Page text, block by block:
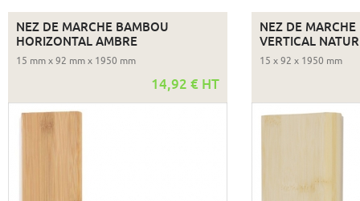
NEZ DE MARCHE BAMBOU
HORIZONTAL AMBRE
15 mm x 92 mm x 1950 mm
14,92 € HT
NEZ DE
VERTICAL
15 x 92 x 1950 mm